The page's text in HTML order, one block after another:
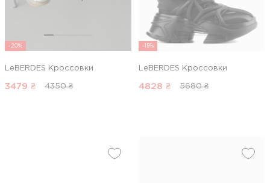
-20%
LeBERDES Кроссовки
3479 ₴ 4350 ₴
-15%
LeBERDES Кроссовки
4828 ₴ 5680 ₴